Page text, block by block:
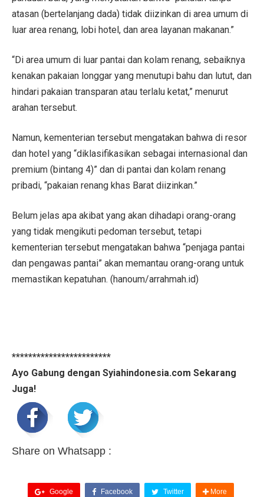
atasan (bertelanjang dada) tidak diizinkan di area umum di
luar area renang, lobi hotel, dan area layanan makanan.”
“Di area umum di luar pantai dan kolam renang, sebaiknya
kenakan pakaian longgar yang menutupi bahu dan lutut, dan
hindari pakaian transparan atau terlalu ketat,” menurut
arahan tersebut.
Namun, kementerian tersebut mengatakan bahwa di resor
dan hotel yang “diklasifikasikan sebagai internasional dan
premium (bintang 4)” dan di pantai dan kolam renang
pribadi, “pakaian renang khas Barat diizinkan.”
Belum jelas apa akibat yang akan dihadapi orang-orang
yang tidak mengikuti pedoman tersebut, tetapi
kementerian tersebut mengatakan bahwa “penjaga pantai
dan pengawas pantai” akan memantau orang-orang untuk
memastikan kepatuhan. (hanoum/arrahmah.id)
************************
Ayo Gabung dengan Syiahindonesia.com Sekarang
Juga!
Share on Whatsapp :
Google Facebook Twitter More